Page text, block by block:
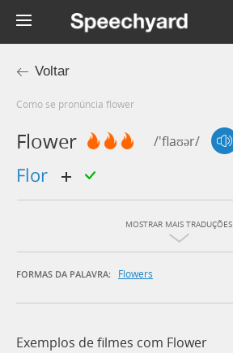
Voltar
Como se pronúncia flower
Flower /'flaʊər/
flor
MOSTRAR MAIS TRADUÇÕES
FORMAS DA PALAVRA: Flowers
Exemplos de filmes com Flower